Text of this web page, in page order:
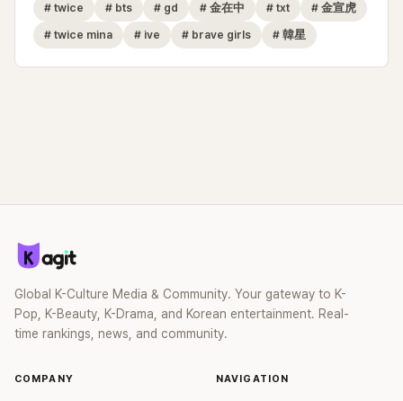
# twice # bts # gd # 金在中 # txt # 金宣虎
# twice mina # ive # brave girls # 韓星
Global K-Culture Media & Community. Your gateway to K-
Pop, K-Beauty, K-Drama, and Korean entertainment. Real-
time rankings, news, and community.
COMPANY NAVIGATION